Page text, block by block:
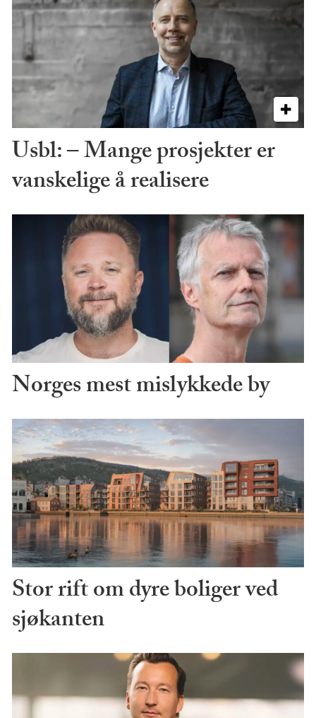
Usbl: – Mange prosjekter er
vanskelige å realisere
Norges mest mislykkede by
Stor rift om dyre boliger ved
sjøkanten